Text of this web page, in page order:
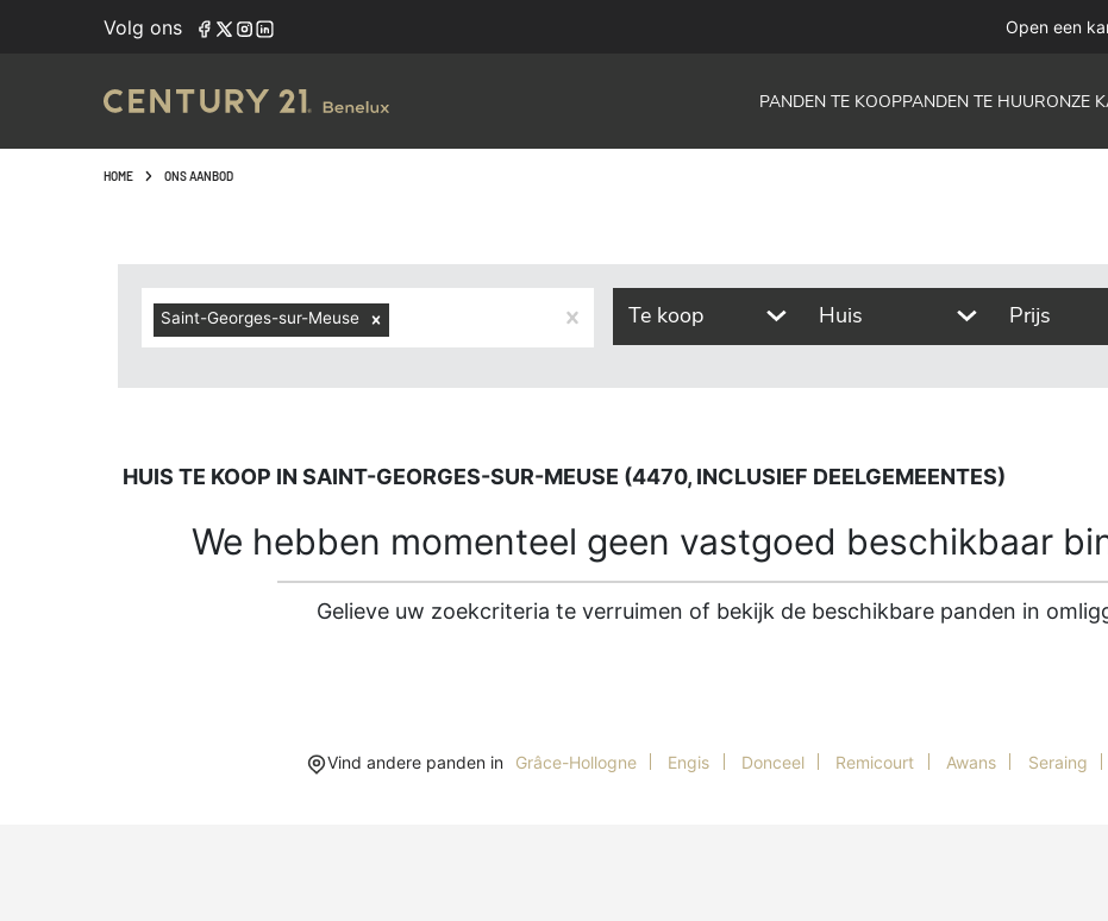
Volg ons Open een
PANDEN TE KOOPPANDEN TE HUURONZE
HOME ONS AANBOD
Saint-Georges-sur-Meuse Te koop Huis Prijs
HUIS TE KOOP IN SAINT-GEORGES-SUR-MEUSE (4470, INCLUSIEF DEELGEMEENTES)
We hebben momenteel geen vastgoed beschikbaar
Gelieve uw zoekcriteria te verruimen of bekijk de beschikbare panden in
Vind andere panden in Grâce-Hollogne Engis Donceel Remicourt Awans Seraing
Navigated to Huis te koop in Saint-Georges-sur-Meuse (4470, inclusief deelgemeentes)